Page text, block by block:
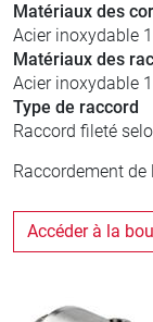
Matériaux des
Acier inoxydable
Matériaux des
Acier inoxydable
Type de raccord
Raccord fileté
Raccordement de
Accéder à la